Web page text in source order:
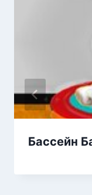
Бассейн